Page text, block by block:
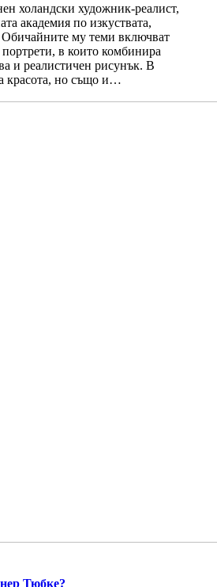
холандски художник-реалист,
академия по изкуствата,
му теми включват
в които комбинира
и реалистичен рисунък. В
красота, но също и…
Тюбке?